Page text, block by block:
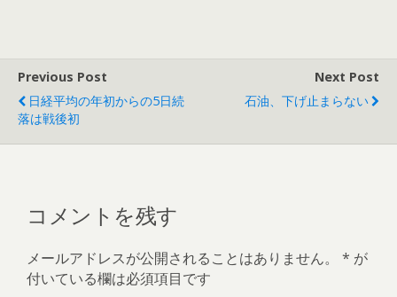
Previous Post
日経平均の年初からの5日続
落は戦後初
Next Post
石油、下げ止まらない
コメントを残す
メールアドレスが公開されることはありません。 * が
付いている欄は必須項目です